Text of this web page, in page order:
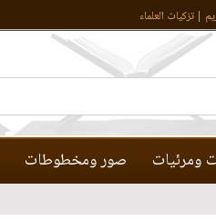
تزكيات العلماء
ومرئيات صور ومخطوطات